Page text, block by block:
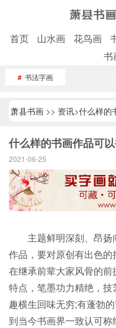
首页 山水画 花鸟画
书
# 书法字画
萧县书画>> 资讯>什么样的
什么样的书画作品可
2021-06-25
主题鲜明深刻、昂扬
作品，要对原创有出色
在继承前辈大家风骨的
特点，笔墨功力精绝，
趣横生回味无穷;有蓬勃
到当今书画界一致认可